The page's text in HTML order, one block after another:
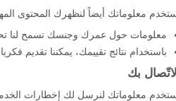
معلوماتك أيضاً لنظهرك المحتوى
معلومات حول عمرك وجنسك تسمح لنا
باستخدام نتائج تقييمك، يمكننا
الاتّصال بك
معلوماتك لنرسل لك إخطارات الخدمة